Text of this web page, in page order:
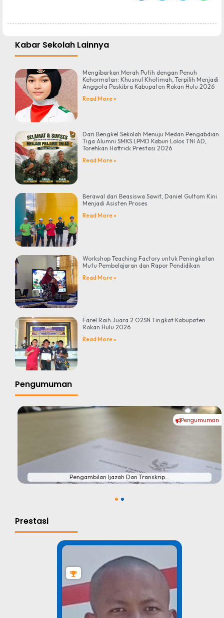
Kabar Sekolah Lainnya
Mengibarkan Merah Putih dengan Penuh
Kehormatan: Khusnul Khotimah, Terpilih Menjadi
Anggota Paskibra Kabupaten Rokan Hulu 2026
Read More »
Dari Bengkel Sekolah Menuju Medan Pengabdian:
Tiga Alumni SMKS LPMD Kabun Lolos TNI AD,
Torehkan Hattrick Prestasi 2026
Read More »
Berawal dari Beasiswa Sawit, Daniel Gultom Kini
Menjadi Asisten Proses
Read More »
Workshop Teaching Factory untuk Peningkatan
Mutu Pembelajaran dan Rapor Pendidikan
Read More »
Farel Raih Juara 2 O2SN Tingkat Kabupaten
Rokan Hulu 2026
Read More »
Pengumuman
Pengumuman
#
Pengambilan Ijazah Dan Transkrip...
Prestasi